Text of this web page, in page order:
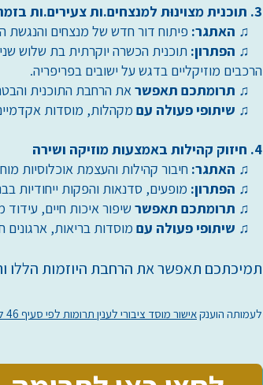
3. תוכנית מצוינוּת למנצחים.ות צעירים.ות בזמר העברי
♫ האתגר: פיתוח דור חדש של מנצחים והנגשת
♫ הפתרון: תוכנית הכשרה יוקרתית בת שלוש
הרכבים מוזיקליים בדגש על ישובים בפריפריה.
♫ תרומתכם תאפשראת הרחבת התוכנית
♫ שיתופי פעולה עם מקהלות, מוסדות
4. חיזוק קהילות באמצעות מוזיקה ושירה
♫ האתגר: חיבור קהילות והעצמת אוכלוסיות
♫ הפתרון: מופעים, סדנאות והפקות ייחודיות
♫ תרומתכם תאפשר שיפור איכות חיים,
♫ שיתופי פעולה עם מוסדות בריאות, ארגונים
תמיכתכם תאפשר את הרחבת היוזמות הללו
לעמותה הוענקאישור מוסד ציבורי לענין תרומות לפי סעיף 46 לפקודת מס הכנסה